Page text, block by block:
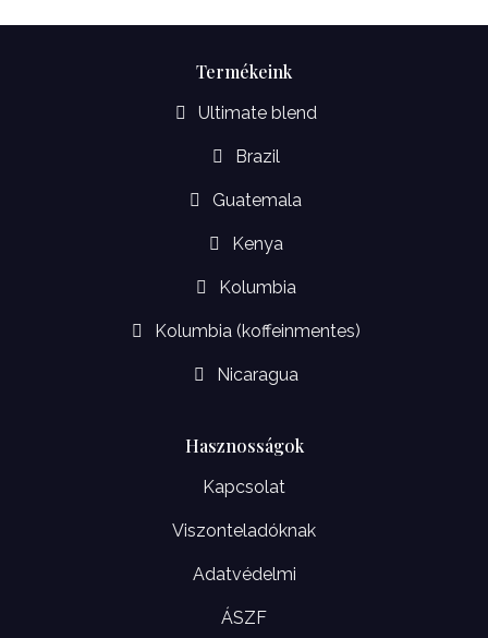
Termékeink
Ultimate blend
Brazil
Guatemala
Kenya
Kolumbia
Kolumbia (koffeinmentes)
Nicaragua
Hasznosságok
Kapcsolat
Viszonteladóknak
Adatvédelmi
ÁSZF